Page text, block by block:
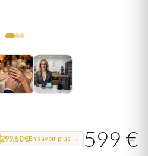
299,50 €En savoir plus → 599 €